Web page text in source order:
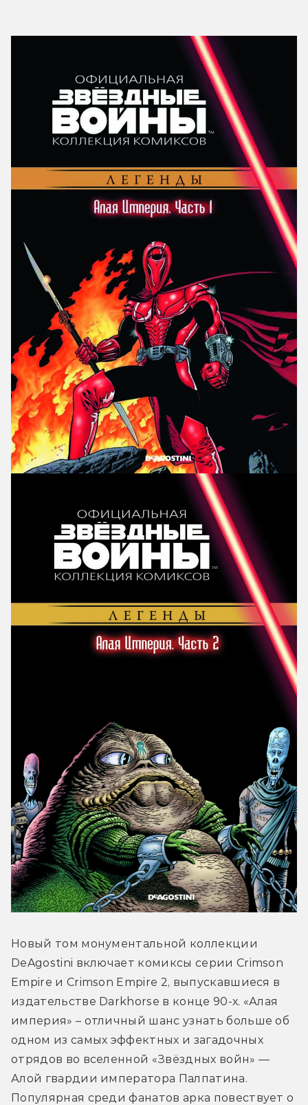
Новый том монументальной коллекции
DeAgostini включает комиксы серии Crimson
Empire и Crimson Empire 2, выпускавшиеся в
издательстве Darkhorse в конце 90-х. «Алая
империя» – отличный шанс узнать больше об
одном из самых эффектных и загадочных
отрядов во вселенной «Звёздных войн» —
Алой гвардии императора Палпатина.
Популярная среди фанатов арка повествует о